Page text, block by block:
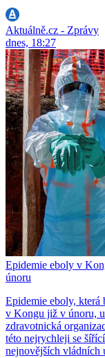
Aktuálně.cz - Zprávy
dnes, 18:27
Epidemie eboly v
únoru
Epidemie eboly,
v Kongu již v únoru,
zdravotnická
této nejrychleji se
nejnovějších vládních